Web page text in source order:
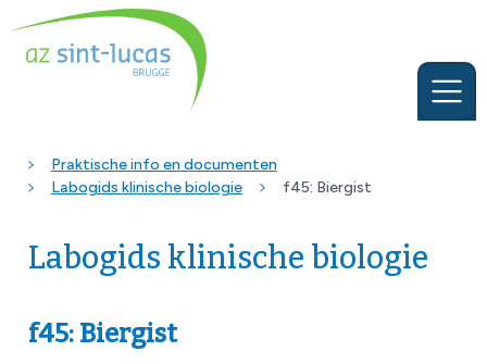
Praktische info en documenten
Labogids klinische biologie
f45: Biergist
Labogids klinische biologie
f45: Biergist